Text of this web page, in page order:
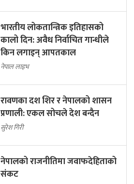
भारतीय लोकतान्त्रिक इतिहासको
कालो दिन: अवैध निर्वाचित गान्धीले
किन लगाइन् आपतकाल
नेपाल लाइभ
रावणका दश शिर र नेपालको शासन
प्रणाली: एकल सोचले देश बन्दैन
सुरेश गिरी
नेपालको राजनीतिमा जवाफदेहिताको
संकट